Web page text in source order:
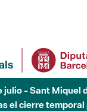
julio - Sant Miquel
el cierre